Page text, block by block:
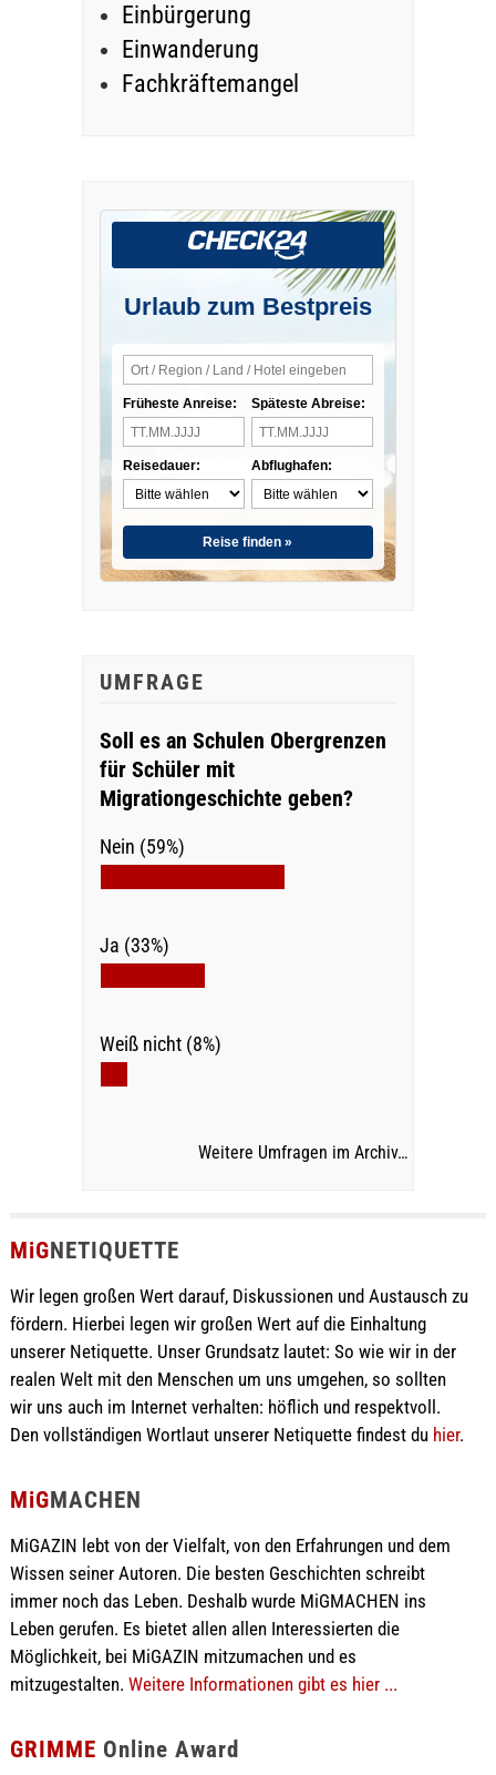
Einbürgerung
Einwanderung
Fachkräftemangel
Urlaub zum Bestpreis
Früheste Anreise:
Reisedauer:
Späteste Abreise:
Abflughafen:
Reise finden »
UMFRAGE
Soll es an Schulen Obergrenzen
für Schüler mit
Migrationgeschichte geben?
Nein (59%)
Ja (33%)
Weiß nicht (8%)
Weitere Umfragen im Archiv…
MiG NETIQUETTE
Wir legen großen Wert darauf, Diskussionen und Austausch zu
fördern. Hierbei legen wir großen Wert auf die Einhaltung
unserer Netiquette. Unser Grundsatz lautet: So wie wir in der
realen Welt mit den Menschen um uns umgehen, so sollten
wir uns auch im Internet verhalten: höflich und respektvoll.
Den vollständigen Wortlaut unserer Netiquette findest du hier.
MiG MACHEN
MiGAZIN lebt von der Vielfalt, von den Erfahrungen und dem
Wissen seiner Autoren. Die besten Geschichten schreibt
immer noch das Leben. Deshalb wurde MiGMACHEN ins
Leben gerufen. Es bietet allen allen Interessierten die
Möglichkeit, bei MiGAZIN mitzumachen und es
mitzugestalten. Weitere Informationen gibt es hier ...
GRIMME Online Award